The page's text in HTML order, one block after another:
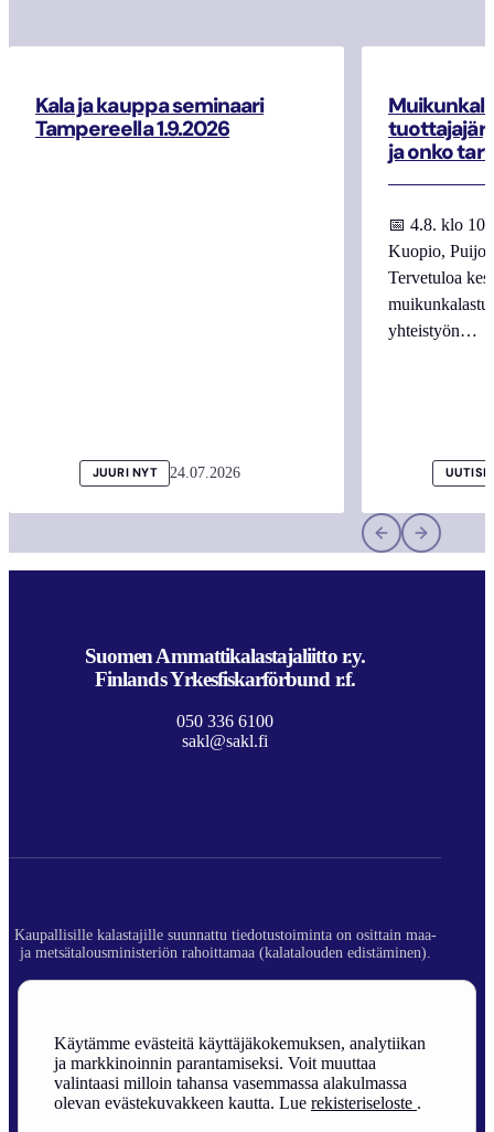
Käytämme evästeitä käyttäjäkokemuksen, analytiikan
ja markkinoinnin parantamiseksi. Voit muuttaa
valintaasi milloin tahansa vasemmassa alakulmassa
olevan evästekuvakkeen kautta. Lue rekisteriseloste .
Kala ja kauppa seminaari
Tampereella 1.9.2026
JUURI NYT 24.07.2026
ja onko
📅 4.8. klo
Kuopio,
Tervetuloa
yhteistyön…
Suomen Ammattikalastajaliitto r.y.
Finlands Yrkesfiskarförbund r.f.
050 336 6100
sakl@sakl.fi
Kaupallisille kalastajille suunnattu tiedotustoiminta on osittain maa-
ja metsätalousministeriön rahoittamaa (kalatalouden edistäminen).
Rekisteriseloste
Sivuston toteutus